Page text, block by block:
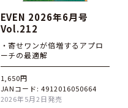
EVEN 2026年6月号
Vol.212
・寄せワンが倍増するアプロ
ーチの最適解
1,650円
JANコード: 4912016050664
2026年5月2日発売